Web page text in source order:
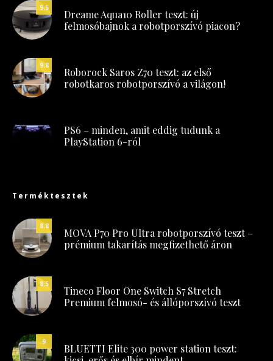
9.5
Dreame Aqua10 Roller teszt: új
felmosóbajnok a robotporszívó piacon?
9.8
Roborock Saros Z70 teszt: az első
robotkaros robotporszívó a világon!
PS6 – minden, amit eddig tudunk a
PlayStation 6-ról
Terméktesztek
8.8
MOVA P70 Pro Ultra robotporszívó teszt –
prémium takarítás megfizethető áron
8.5
Tineco Floor One Switch S7 Stretch
Premium felmosó- és állóporszívó teszt
9
BLUETTI Elite 300 power station teszt: